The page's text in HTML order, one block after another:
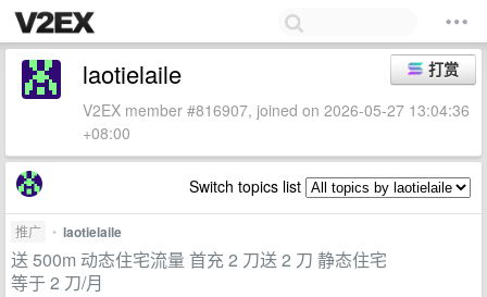
打赏
laotielaile
V2EX member #816907, joined on 2026-05-27 13:04:36
+08:00
Switch topics list
推广 • laotielaile
送 500m 动态住宅流量 首充 2 刀送 2 刀 静态住宅
等于 2 刀/月